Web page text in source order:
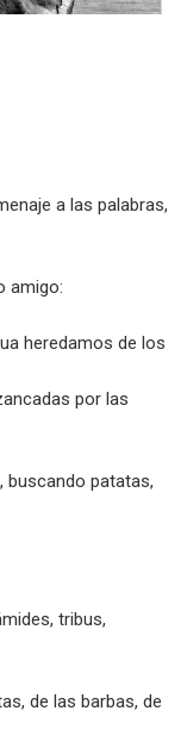
a las palabras,
amigo:
heredamos de los
por las
buscando patatas,
tribus,
de las barbas, de